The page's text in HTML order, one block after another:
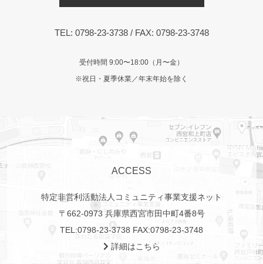
TEL: 0798-23-3738/ FAX: 0798-23-3748
受付時間 9:00〜18:00（月〜金）
※祝日・夏季休業／年末年始を除く
ACCESS
特定非営利活動法人コミュニティ事業支援ネット
〒662-0973 兵庫県西宮市田中町4番8号
TEL:0798-23-3738 FAX:0798-23-3748
詳細はこちら